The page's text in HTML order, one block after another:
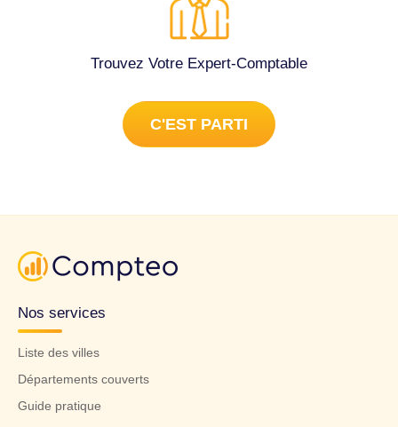
Trouvez Votre Expert-Comptable
C'EST PARTI
Nos services
Liste des villes
Départements couverts
Guide pratique